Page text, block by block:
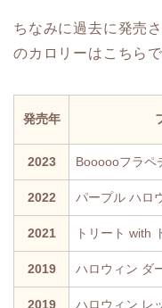
ちなみに過去に発売
のカロリーはこちらで
発売年
2023 Boooooフラペ
2022 パープル ハロ
2021 トリート with
2019 ハロウィン ダ
2019 ハロウィン レ